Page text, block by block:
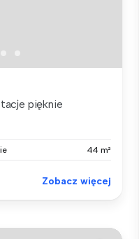
pięknie
44 m²
Zobacz więcej